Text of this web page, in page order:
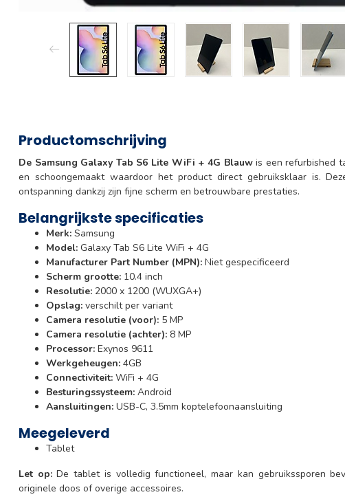
Productomschrijving
De Samsung Galaxy Tab S6 Lite WiFi + 4G Blauwis een refurbished
en schoongemaakt waardoor het product direct gebruiksklaar is.
ontspanning dankzij zijn fijne scherm en betrouwbare prestaties.
Belangrijkste specificaties
Merk: Samsung
Model: Galaxy Tab S6 Lite WiFi + 4G
Manufacturer Part Number (MPN): Niet gespecificeerd
Scherm grootte: 10.4 inch
Resolutie: 2000 x 1200 (WUXGA+)
Opslag: verschilt per variant
Camera resolutie (voor): 5 MP
Camera resolutie (achter): 8 MP
Processor: Exynos 9611
Werkgeheugen: 4GB
Connectiviteit: WiFi + 4G
Besturingssysteem: Android
Aansluitingen: USB-C, 3.5mm koptelefoonaansluiting
Meegeleverd
Tablet
Let op:De tablet is volledig functioneel, maar kan gebruikssporen
originele doos of overige accessoires.